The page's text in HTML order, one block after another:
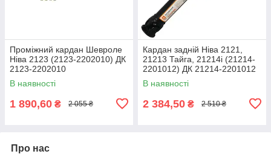
Проміжний кардан Шевроле
Ніва 2123 (2123-2202010) ДК
2123-2202010
В наявності
1 890,60 ₴ 2 055 ₴
Кардан задній Ніва 2121,
21213 Тайга, 21214i (21214-
2201012) ДК 21214-2201012
В наявності
2 384,50 ₴ 2 510 ₴
Про нас